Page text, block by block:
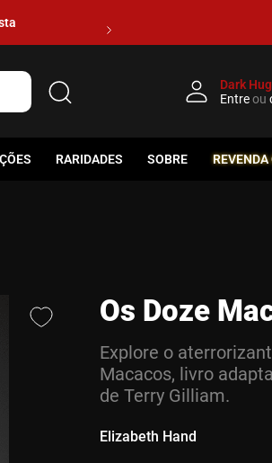
Dark
Entreou
RARIDADES SOBRE
Os Doze
Explore o
Macacos, livro
de Terry Gilliam.
Elizabeth Hand